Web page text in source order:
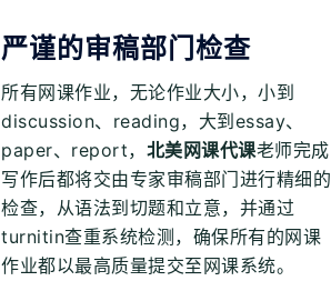
严谨的审稿部门检查
所有网课作业，无论作业大小，小到
discussion、reading，大到essay、
paper、report， 北美网课代课老师完成
写作后都将交由专家审稿部门进行精细的
检查，从语法到切题和立意，并通过
turnitin查重系统检测，确保所有的网课
作业都以最高质量提交至网课系统。